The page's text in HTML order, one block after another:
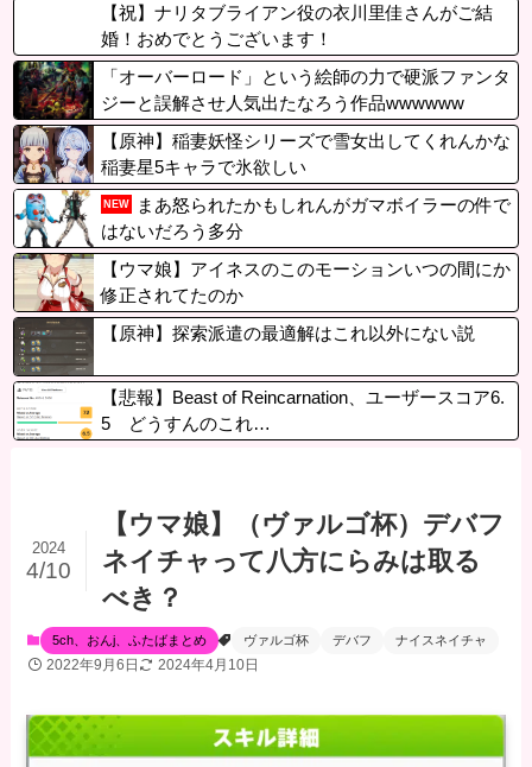
【祝】ナリタブライアン役の衣川里佳さんがご結
婚！おめでとうございます！
「オーバーロード」という絵師の力で硬派ファンタ
ジーと誤解させ人気出たなろう作品wwwwww
【原神】稲妻妖怪シリーズで雪女出してくれんかな
稲妻星5キャラで氷欲しい
NEW
まあ怒られたかもしれんがガマボイラーの件で
はないだろう多分
【ウマ娘】アイネスのこのモーションいつの間にか
修正されてたのか
【原神】探索派遣の最適解はこれ以外にない説
【悲報】Beast of Reincarnation、ユーザースコア6.
5 どうすんのこれ…
【ウマ娘】（ヴァルゴ杯）デバフ
ネイチャって八方にらみは取る
べき？
2024
4/10
5ch、おんj、ふたばまとめ ヴァルゴ杯 デバフ ナイスネイチャ
2022年9月6日 2024年4月10日